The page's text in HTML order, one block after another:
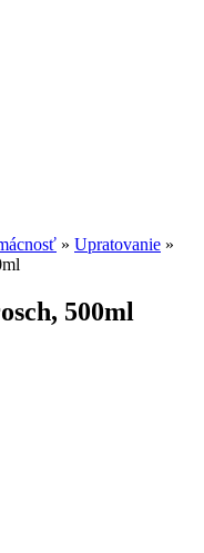
» Upratovanie »
500ml